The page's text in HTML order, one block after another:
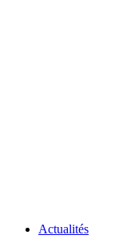
Actualités